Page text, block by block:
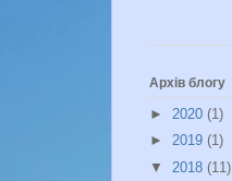
Архів блогу
► 2020 (1)
► 2019 (1)
▼ 2018 (11)